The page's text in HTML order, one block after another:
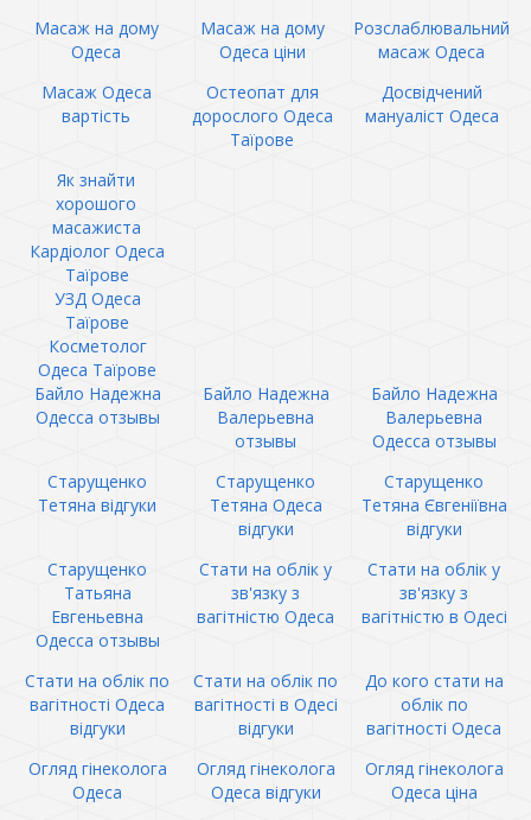
Масаж на дому
Одеса
Масаж на дому
Одеса ціни
Розслаблювальний
масаж Одеса
Масаж Одеса
вартість
Остеопат для
дорослого Одеса
Таїрове
Досвідчений
мануаліст Одеса
Як знайти
хорошого
масажиста
Кардіолог Одеса
Таїрове
УЗД Одеса
Таїрове
Косметолог
Одеса Таїрове
Байло Надежна
Одесса отзывы
Байло Надежна
Валерьевна
отзывы
Байло Надежна
Валерьевна
Одесса отзывы
Старущенко
Тетяна відгуки
Старущенко
Тетяна Одеса
відгуки
Старущенко
Тетяна Євгеніївна
відгуки
Старущенко
Татьяна
Евгеньевна
Одесса отзывы
Стати на облік у
зв'язку з
вагітністю Одеса
Стати на облік у
зв'язку з
вагітністю в Одесі
Стати на облік по
вагітності Одеса
відгуки
Стати на облік по
вагітності в Одесі
відгуки
До кого стати на
облік по
вагітності Одеса
Огляд гінеколога
Одеса
Огляд гінеколога
Одеса відгуки
Огляд гінеколога
Одеса ціна